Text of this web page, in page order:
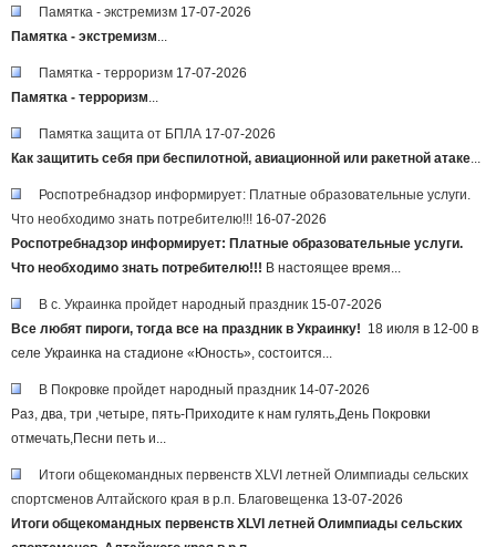
Памятка - экстремизм 17-07-2026
Памятка - экстремизм...
Памятка - терроризм 17-07-2026
Памятка - терроризм...
Памятка защита от БПЛА 17-07-2026
Как защитить себя при беспилотной, авиационной или ракетной атаке...
Роспотребнадзор информирует: Платные образовательные услуги.
Что необходимо знать потребителю!!! 16-07-2026
Роспотребнадзор информирует: Платные образовательные услуги.
Что необходимо знать потребителю!!! В настоящее время...
В с. Украинка пройдет народный праздник 15-07-2026
Все любят пироги, тогда все на праздник в Украинку! ⁣ 18 июля в 12-00 в
селе Украинка на стадионе «Юность», состоится...
В Покровке пройдет народный праздник 14-07-2026
Раз, два, три ,четыре, пять-Приходите к нам гулять,День Покровки
отмечать,Песни петь и...
Итоги общекомандных первенств XLVI летней Олимпиады сельских
спортсменов Алтайского края в р.п. Благовещенка 13-07-2026
Итоги общекомандных первенств XLVI летней Олимпиады сельских